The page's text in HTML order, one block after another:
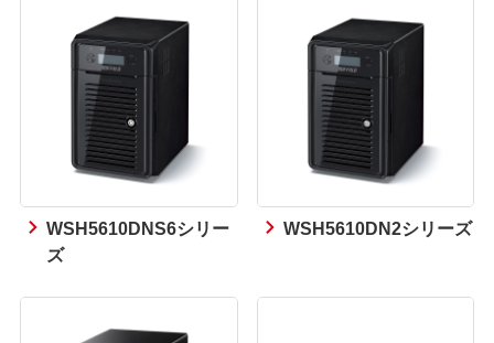
WSH5610DNS6シリー
ズ
WSH5610DN2シリーズ